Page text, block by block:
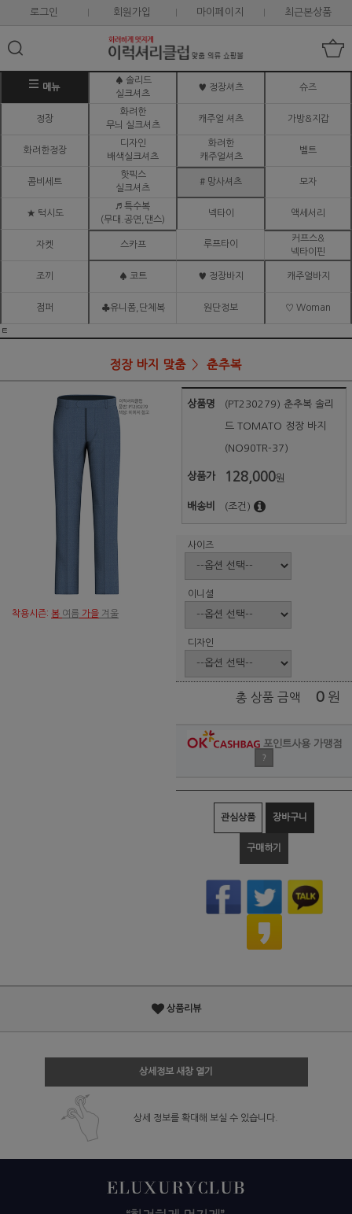
로그인 회원가입 마이페이지 최근본상품
메뉴
♠ 솔리드
실크셔츠
♥ 정장셔츠 슈즈
정장
화려한
무늬 실크셔츠
캐주얼 셔츠 가방&지갑
화려한정장
디자인
배색실크셔츠
화려한
캐주얼셔츠
벨트
콤비세트
핫픽스
실크셔츠
# 망사셔츠 모자
★ 턱시도
♬ 특수복
(무대.공연,댄스)
넥타이 액세서리
자켓 스카프 루프타이
커프스&
넥타이핀
조끼 ♠ 코트 ♥ 정장바지 캐주얼바지
점퍼 ♣유니폼,단체복 원단정보 ♡ Woman
ㅌ
정장 바지 맞춤 춘추복
착용시즌: 봄 여름 가을 겨울
상품명 (PT230279) 춘추복 솔리
드 TOMATO 정장 바지
(NO90TR-37)
상품가 128,000원
배송비 (조건)
사이즈
이니셜
디자인
총 상품 금액 0 원
포인트사용 가맹점
?
관심상품 장바구니
구매하기
상품리뷰
상세정보 새창 열기
상세 정보를 확대해 보실 수 있습니다.